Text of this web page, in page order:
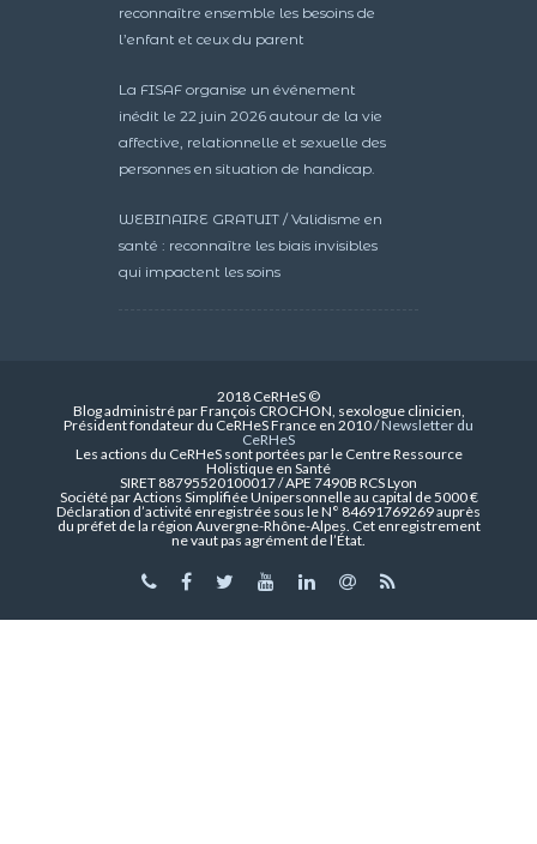
reconnaître ensemble les besoins de
l’enfant et ceux du parent
La FISAF organise un événement
inédit le 22 juin 2026 autour de la vie
affective, relationnelle et sexuelle des
personnes en situation de handicap.
WEBINAIRE GRATUIT / Validisme en
santé : reconnaître les biais invisibles
qui impactent les soins
2018 CeRHeS ©
Blog administré par François CROCHON, sexologue clinicien,
Président fondateur du CeRHeS France en 2010 /Newsletter du
CeRHeS
Les actions du CeRHeS sont portées par le Centre Ressource
Holistique en Santé
SIRET 88795520100017 / APE 7490B RCS Lyon
Société par Actions Simplifiée Unipersonnelle au capital de 5000 €
Déclaration d’activité enregistrée sous le N° 84691769269 auprès
du préfet de la région Auvergne-Rhône-Alpes. Cet enregistrement
ne vaut pas agrément de l’État.